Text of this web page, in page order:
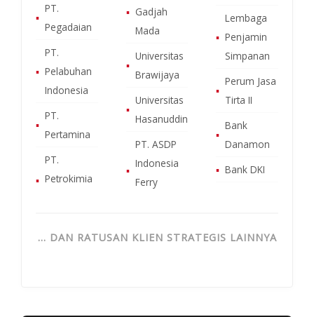
▪
PT.
Pegadaian
▪
PT.
Pelabuhan
Indonesia
▪
PT.
Pertamina
▪
PT.
Petrokimia
▪ Gadjah
Mada
▪
Universitas
Brawijaya
▪
Universitas
Hasanuddin
▪
PT. ASDP
Indonesia
Ferry
▪
Lembaga
Penjamin
Simpanan
▪
Perum Jasa
Tirta II
▪
Bank
Danamon
▪ Bank DKI
… DAN RATUSAN KLIEN STRATEGIS LAINNYA